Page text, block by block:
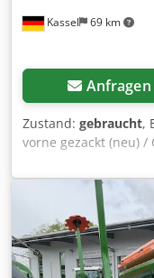
Kassel 69 km
Anfragen
Zustand: gebraucht,
vorne gezackt (neu)